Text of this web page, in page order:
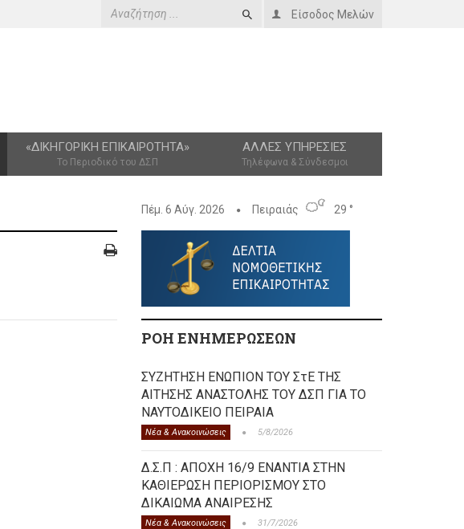
Είσοδος Μελών
«ΔΙΚΗΓΟΡΙΚΉ ΕΠΙΚΑΙΡΌΤΗΤΑ»
Το Περιοδικό του ΔΣΠ
ΆΛΛΕΣ ΥΠΗΡΕΣΊΕΣ
Τηλέφωνα & Σύνδεσμοι
Πέμ. 6 Αύγ. 2026 Πειραιάς 29 °
ΡΟΗ ΕΝΗΜΕΡΩΣΕΩΝ
ΣΥΖΗΤΗΣΗ ΕΝΩΠΙΟΝ ΤΟΥ ΣτΕ ΤΗΣ
ΑΙΤΗΣΗΣ ΑΝΑΣΤΟΛΗΣ ΤΟΥ ΔΣΠ ΓΙΑ ΤΟ
ΝΑΥΤΟΔΙΚΕΙΟ ΠΕΙΡΑΙΑ
Νέα & Ανακοινώσεις 5/8/2026
Δ.Σ.Π : ΑΠΟΧΗ 16/9 ΕΝΑΝΤΙΑ ΣΤΗΝ
ΚΑΘΙΕΡΩΣΗ ΠΕΡΙΟΡΙΣΜΟΥ ΣΤΟ
ΔΙΚΑΙΩΜΑ ΑΝΑΙΡΕΣΗΣ
Νέα & Ανακοινώσεις 31/7/2026